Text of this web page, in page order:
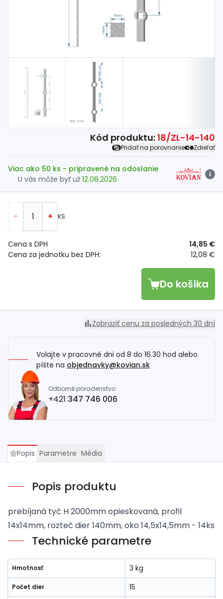
Kód produktu:18/ZL-14-140
Pridať na porovnanie Zdieľať
Viac ako 50 ks - pripravené na odoslanie
U vás môže byť už 12.08.2026
i
- + KS
Cena za jednotku bez DPH: 12,08 €
Cena s DPH 14,85 €
Do košíka
Zobraziť cenu za posledných 30 dní
Volajte v pracovné dni od 8 do 16.30 hod alebo
píšte na objednavky@kovian.sk
Odborné poradenstvo
+421 347 746 006
Popis Parametre Média
Popis produktu
prebíjaná tyč H 2000mm opieskovaná, profil
14x14mm, rozteč dier 140mm, oko 14,5x14,5mm - 14ks
Technické parametre
Hmotnosť 3 kg
Počet dier 15